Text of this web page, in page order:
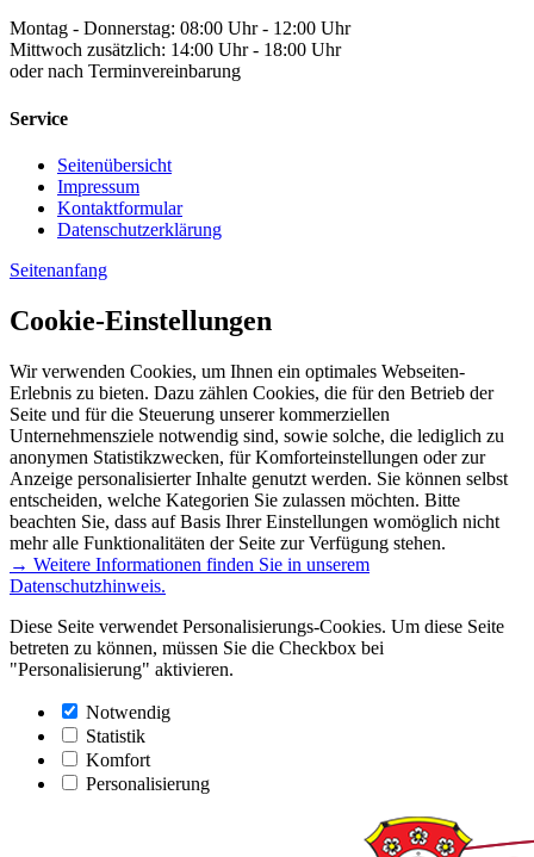
Montag - Donnerstag: 08:00 Uhr - 12:00 Uhr
Mittwoch zusätzlich: 14:00 Uhr - 18:00 Uhr
oder nach Terminvereinbarung
Service
Seitenübersicht
Impressum
Kontaktformular
Datenschutzerklärung
Seitenanfang
Cookie-Einstellungen
Wir verwenden Cookies, um Ihnen ein optimales Webseiten-
Erlebnis zu bieten. Dazu zählen Cookies, die für den Betrieb der
Seite und für die Steuerung unserer kommerziellen
Unternehmensziele notwendig sind, sowie solche, die lediglich zu
anonymen Statistikzwecken, für Komforteinstellungen oder zur
Anzeige personalisierter Inhalte genutzt werden. Sie können selbst
entscheiden, welche Kategorien Sie zulassen möchten. Bitte
beachten Sie, dass auf Basis Ihrer Einstellungen womöglich nicht
mehr alle Funktionalitäten der Seite zur Verfügung stehen.
→ Weitere Informationen finden Sie in unserem
Datenschutzhinweis.
Diese Seite verwendet Personalisierungs-Cookies. Um diese Seite
betreten zu können, müssen Sie die Checkbox bei
"Personalisierung" aktivieren.
Notwendig
Statistik
Komfort
Personalisierung